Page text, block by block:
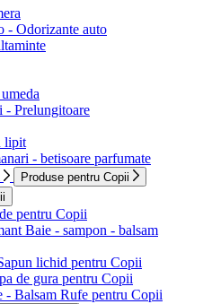
- Odorizante auto
- Prelungitoare
lipit
- betisoare parfumate
Produse pentru Copii
pentru Copii
Baie - sampon - balsam
lichid pentru Copii
de gura pentru Copii
- Balsam Rufe pentru Copii